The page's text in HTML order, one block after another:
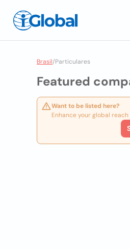
Brasil/Particulares
Featured
Want to be listed here?
Enhance your global